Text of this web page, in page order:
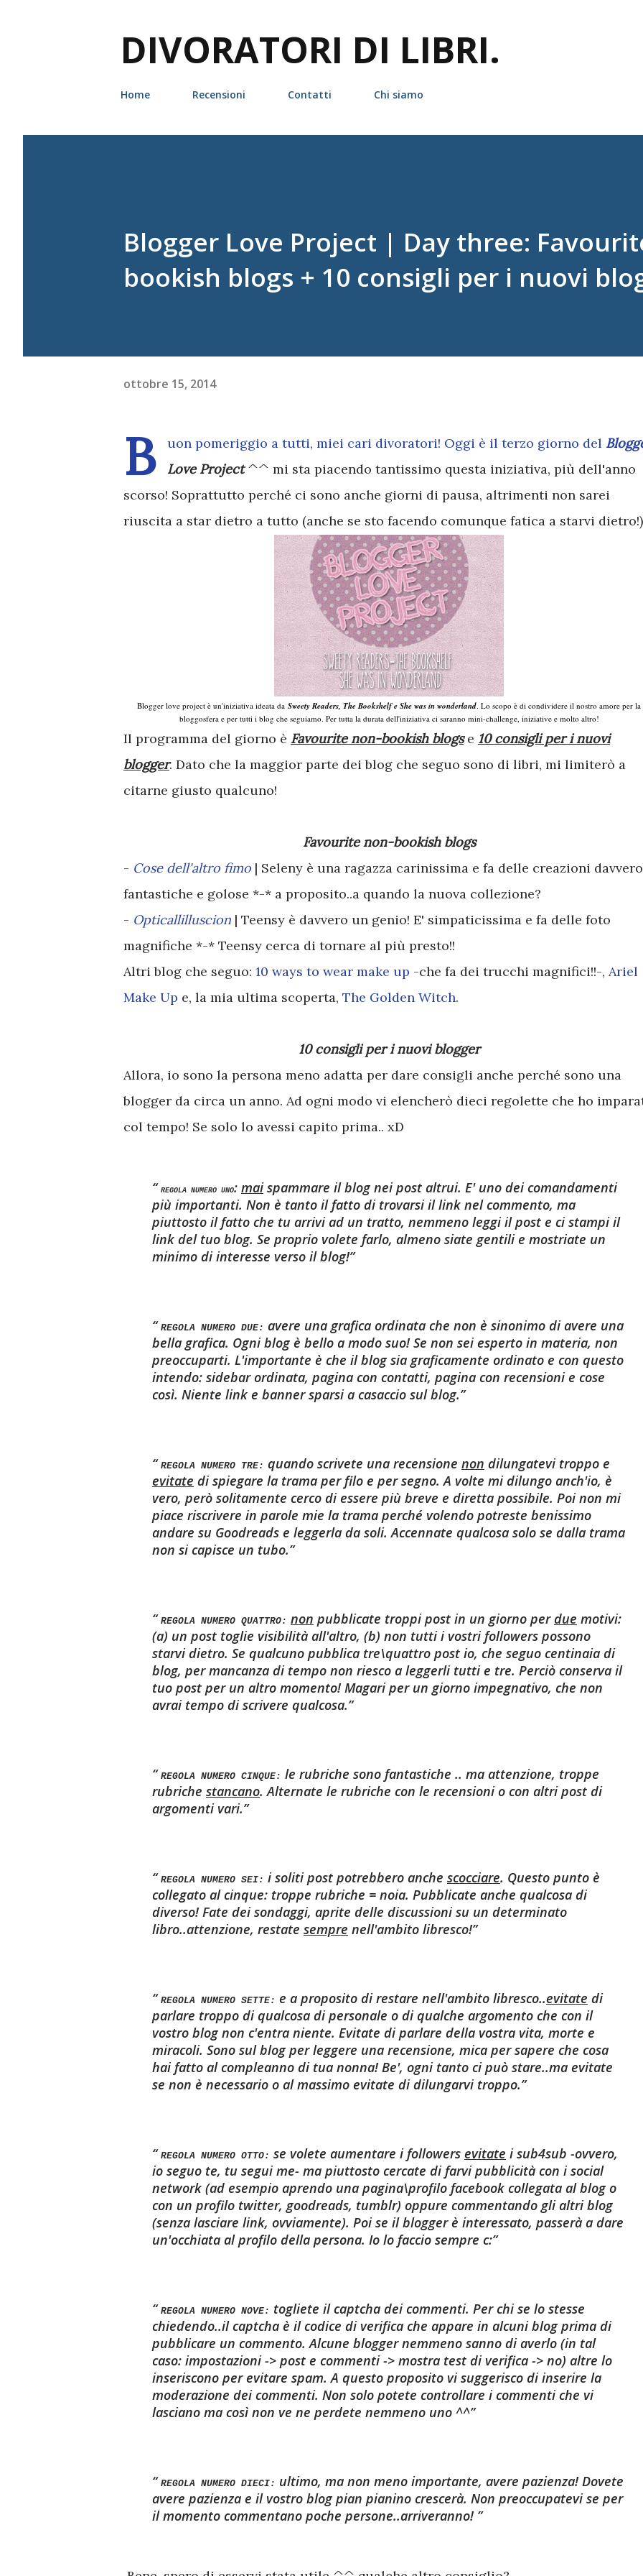
DIVORATORI DI LIBRI.
Home Recensioni Contatti Chi siamo
Blogger Love Project | Day three:
bookish blogs + 10 consigli per i nuovi
ottobre 15, 2014
B uon pomeriggio a tutti, miei cari divoratori! Oggi è il terzo giorno del
Love Project^^ mi sta piacendo tantissimo questa iniziativa, più dell'anno
scorso! Soprattutto perché ci sono anche giorni di pausa, altrimenti non sarei
riuscita a star dietro a tutto (anche se sto facendo comunque fatica a starvi
Blogger love project è un'iniziativa ideata da Sweety Readers, The Bookshelf e She was in wonderland. Lo scopo è di condividere il nostro amore per la
bloggosfera e per tutti i blog che seguiamo. Per tutta la durata dell'iniziativa ci saranno mini-challenge, iniziative e molto altro!
Il programma del giorno è Favourite non-bookish blogse 10 consigli per i nuovi
blogger. Dato che la maggior parte dei blog che seguo sono di libri, mi limiterò a
citarne giusto qualcuno!
Favourite non-bookish blogs
- Cose dell'altro fimo | Seleny è una ragazza carinissima e fa delle creazioni davvero
fantastiche e golose *-* a proposito..a quando la nuova collezione?
- Opticallilluscion | Teensy è davvero un genio! E' simpaticissima e fa delle foto
magnifiche *-* Teensy cerca di tornare al più presto!!
Altri blog che seguo: 10 ways to wear make up -che fa dei trucchi magnifici!!-, Ariel
Make Up e, la mia ultima scoperta, The Golden Witch.
10 consigli per i nuovi blogger
Allora, io sono la persona meno adatta per dare consigli anche perché sono una
blogger da circa un anno. Ad ogni modo vi elencherò dieci regolette che ho
col tempo! Se solo lo avessi capito prima.. xD
REGOLA NUMERO UNO: maispammare il blog nei post altrui. E' uno dei comandamenti
più importanti. Non è tanto il fatto di trovarsi il link nel commento, ma
piuttosto il fatto che tu arrivi ad un tratto, nemmeno leggi il post e ci stampi il
link del tuo blog. Se proprio volete farlo, almeno siate gentili e mostriate un
minimo di interesse verso il blog!
REGOLA NUMERO DUE: avere una grafica ordinata che non è sinonimo di avere una
bella grafica. Ogni blog è bello a modo suo! Se non sei esperto in materia, non
preoccuparti. L'importante è che il blog sia graficamente ordinato e con questo
intendo: sidebar ordinata, pagina con contatti, pagina con recensioni e cose
così. Niente link e banner sparsi a casaccio sul blog.
REGOLA NUMERO TRE: quando scrivete una recensione non dilungatevi troppo e
evitate di spiegare la trama per filo e per segno. A volte mi dilungo anch'io, è
vero, però solitamente cerco di essere più breve e diretta possibile. Poi non mi
piace riscrivere in parole mie la trama perché volendo potreste benissimo
andare su Goodreads e leggerla da soli. Accennate qualcosa solo se dalla trama
non si capisce un tubo.
REGOLA NUMERO QUATTRO: non pubblicate troppi post in un giorno perdue motivi:
(a) un post toglie visibilità all'altro, (b) non tutti i vostri followers possono
starvi dietro. Se qualcuno pubblica tre\quattro post io, che seguo centinaia di
blog, per mancanza di tempo non riesco a leggerli tutti e tre. Perciò conserva il
tuo post per un altro momento! Magari per un giorno impegnativo, che non
avrai tempo di scrivere qualcosa.
REGOLA NUMERO CINQUE: le rubriche sono fantastiche .. ma attenzione, troppe
rubriche stancano. Alternate le rubriche con le recensioni o con altri post di
argomenti vari.
REGOLA NUMERO SEI: i soliti post potrebbero anche scocciare. Questo punto è
collegato al cinque: troppe rubriche = noia. Pubblicate anche qualcosa di
diverso! Fate dei sondaggi, aprite delle discussioni su un determinato
libro..attenzione, restate sempre nell'ambito libresco!
REGOLA NUMERO SETTE: e a proposito di restare nell'ambito libresco..evitate di
parlare troppo di qualcosa di personale o di qualche argomento che con il
vostro blog non c'entra niente. Evitate di parlare della vostra vita, morte e
miracoli. Sono sul blog per leggere una recensione, mica per sapere che cosa
hai fatto al compleanno di tua nonna! Be', ogni tanto ci può stare..ma evitate
se non è necessario o al massimo evitate di dilungarvi troppo.
REGOLA NUMERO OTTO: se volete aumentare i followers evitate i sub4sub -ovvero,
io seguo te, tu segui me- ma piuttosto cercate di farvi pubblicità con i social
network (ad esempio aprendo una pagina\profilo facebook collegata al blog o
con un profilo twitter, goodreads, tumblr) oppure commentando gli altri blog
(senza lasciare link, ovviamente). Poi se il blogger è interessato, passerà a dare
un'occhiata al profilo della persona. Io lo faccio sempre c:
REGOLA NUMERO NOVE: togliete il captcha dei commenti. Per chi se lo stesse
chiedendo..il captcha è il codice di verifica che appare in alcuni blog prima di
pubblicare un commento. Alcune blogger nemmeno sanno di averlo (in tal
caso: impostazioni -> post e commenti -> mostra test di verifica -> no) altre lo
inseriscono per evitare spam. A questo proposito vi suggerisco di inserire la
moderazione dei commenti. Non solo potete controllare i commenti che vi
lasciano ma così non ve ne perdete nemmeno uno ^^
REGOLA NUMERO DIECI: ultimo, ma non meno importante, avere pazienza!Dovete
avere pazienza e il vostro blog pian pianino crescerà. Non preoccupatevi se per
il momento commentano poche persone..arriveranno!